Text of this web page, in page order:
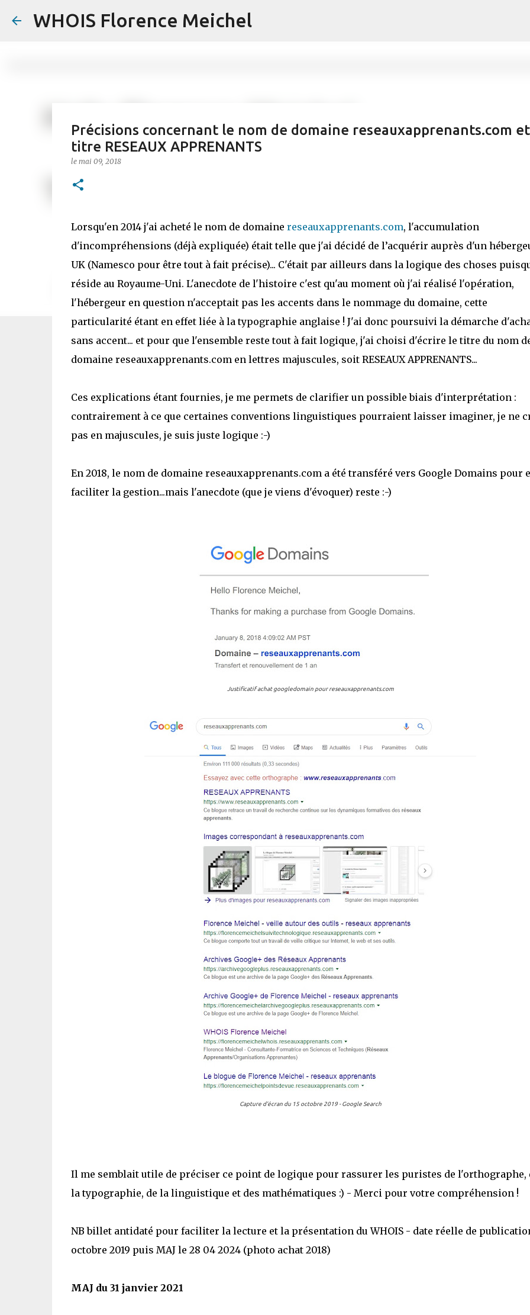
WHOIS Florence Meichel
Précisions concernant le nom de domaine reseauxapprenants.com
titre RESEAUX APPRENANTS
le mai 09, 2018
Lorsqu'en 2014 j'ai acheté le nom de domaine reseauxapprenants.com, l'accumulation
d'incompréhensions (déjà expliquée) était telle que j'ai décidé de l’acquérir auprès d'un
UK (Namesco pour être tout à fait précise)... C'était par ailleurs dans la logique des choses
réside au Royaume-Uni. L'anecdote de l'histoire c'est qu'au moment où j'ai réalisé l'opération,
l'hébergeur en question n'acceptait pas les accents dans le nommage du domaine, cette
particularité étant en effet liée à la typographie anglaise ! J'ai donc poursuivi la démarche
sans accent... et pour que l'ensemble reste tout à fait logique, j'ai choisi d'écrire le titre du nom
domaine reseauxapprenants.com en lettres majuscules, soit RESEAUX APPRENANTS...
Ces explications étant fournies, je me permets de clarifier un possible biais d'interprétation :
contrairement à ce que certaines conventions linguistiques pourraient laisser imaginer, je ne
pas en majuscules, je suis juste logique :-)
En 2018, le nom de domaine reseauxapprenants.com a été transféré vers Google Domains pour
faciliter la gestion...mais l'anecdote (que je viens d'évoquer) reste :-)
Justificatif achat googledomain pour reseauxapprenants.com
Capture d'écran du 15 octobre 2019 - Google Search
Il me semblait utile de préciser ce point de logique pour rassurer les puristes de l'orthographe,
la typographie, de la linguistique et des mathématiques :) - Merci pour votre compréhension !
NB billet antidaté pour faciliter la lecture et la présentation du WHOIS - date réelle de
octobre 2019 puis MAJ le 28 04 2024 (photo achat 2018)
MAJ du 31 janvier 2021